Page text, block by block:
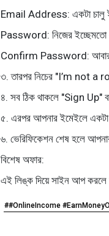
Email Address: একটা চালু
Password: নিজের ইচ্ছেমতো
Confirm Password: আবার
৩. তারপর নিচের "I’m not a
৪. সব ঠিক থাকলে "Sign
৫. এরপর আপনার ইমেইলে
৬. ভেরিফিকেশন শেষ হলে
বিশেষ অফার:
এই লিঙ্ক দিয়ে সাইন আপ করলে
##OnlineIncome